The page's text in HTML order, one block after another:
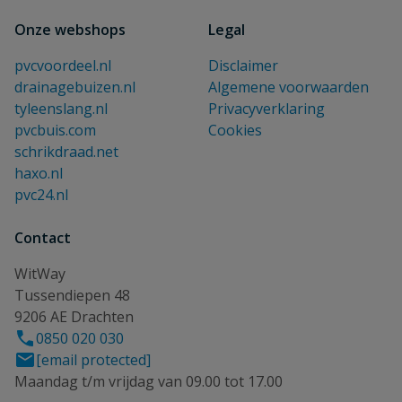
Onze webshops
pvcvoordeel.nl
drainagebuizen.nl
tyleenslang.nl
pvcbuis.com
schrikdraad.net
haxo.nl
pvc24.nl
Legal
Disclaimer
Algemene voorwaarden
Privacyverklaring
Cookies
Contact
WitWay
Tussendiepen 48
9206 AE Drachten
0850 020 030
[email protected]
Maandag t/m vrijdag van 09.00 tot 17.00